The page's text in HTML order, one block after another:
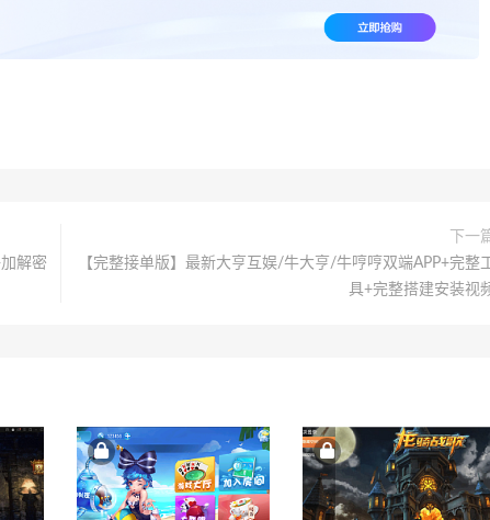
解密
下一
【完整接单版】最新大亨互娱/牛大亨/牛哼哼双端APP+完整
具+完整搭建安装视